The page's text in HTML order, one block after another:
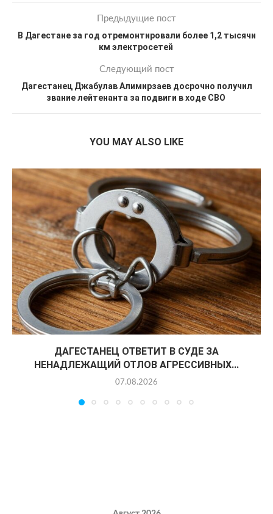
Предыдущие пост
В Дагестане за год отремонтировали более 1,2 тысячи
км электросетей
Следующий пост
Дагестанец Джабулав Алимирзаев досрочно получил
звание лейтенанта за подвиги в ходе СВО
YOU MAY ALSO LIKE
ДАГЕСТАНЕЦ ОТВЕТИТ В СУДЕ ЗА
НЕНАДЛЕЖАЩИЙ ОТЛОВ АГРЕССИВНЫХ...
07.08.2026